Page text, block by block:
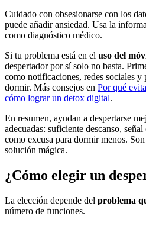
Cuidado con obsesionarse con los
puede añadir ansiedad. Usa la
como diagnóstico médico.
Si tu problema está en el uso del
despertador por sí solo no basta.
como notificaciones, redes sociales y
dormir. Más consejos en Por qué
cómo lograr un detox digital.
En resumen, ayudan a despertarse
adecuadas: suficiente descanso,
como excusa para dormir menos.
solución mágica.
¿Cómo elegir un
La elección depende del problema
número de funciones.